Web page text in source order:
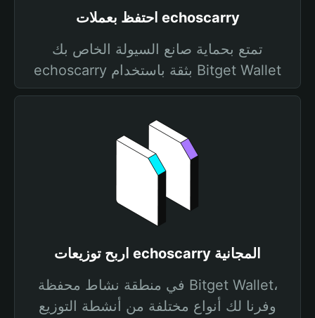
احتفظ بعملات echoscarry
تمتع بحماية صانع السيولة الخاص بك
echoscarry بثقة باستخدام Bitget Wallet
اربح توزيعات echoscarry المجانية
في منطقة نشاط محفظة Bitget Wallet،
وفرنا لك أنواع مختلفة من أنشطة التوزيع